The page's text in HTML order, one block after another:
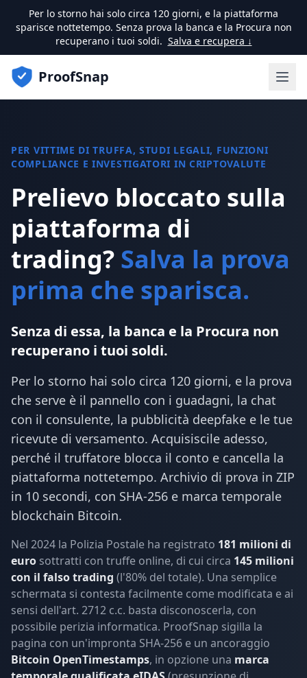
Per lo storno hai solo circa 120 giorni, e la piattaforma
sparisce nottetempo. Senza prova la banca e la Procura non
recuperano i tuoi soldi. Salva e recupera ↓
ProofSnap
PER VITTIME DI TRUFFA, STUDI LEGALI, FUNZIONI
COMPLIANCE E INVESTIGATORI IN CRIPTOVALUTE
Prelievo bloccato sulla
piattaforma di
trading? Salva la prova
prima che sparisca.
Senza di essa, la banca e la Procura non
recuperano i tuoi soldi.
Per lo storno hai solo circa 120 giorni, e la prova
che serve è il pannello con i guadagni, la chat
con il consulente, la pubblicità deepfake e le tue
ricevute di versamento. Acquisiscile adesso,
perché il truffatore blocca il conto e cancella la
piattaforma nottetempo. Archivio di prova in ZIP
in 10 secondi, con SHA-256 e marca temporale
blockchain Bitcoin.
Nel 2024 la Polizia Postale ha registrato 181 milioni di
euro sottratti con truffe online, di cui circa 145 milioni
con il falso trading (l'80% del totale). Una semplice
schermata si contesta facilmente come modificata e ai
sensi dell'art. 2712 c.c. basta disconoscerla, con
possibile perizia informatica. ProofSnap sigilla la
pagina con un'impronta SHA-256 e un ancoraggio
Bitcoin OpenTimestamps, in opzione una marca